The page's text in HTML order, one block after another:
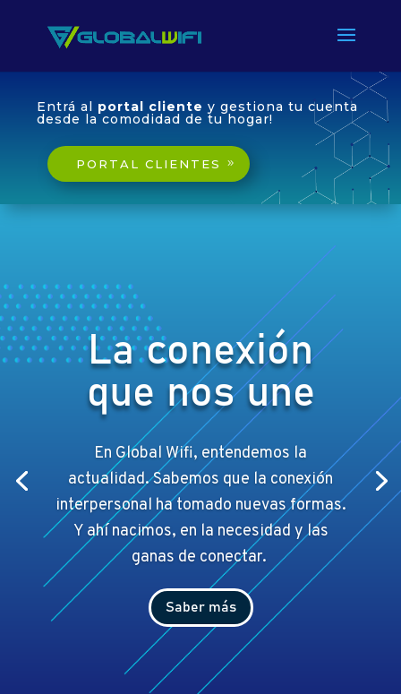
Entrá al portal cliente y gestiona tu cuenta
desde la comodidad de tu hogar!
PORTAL CLIENTES
La conexión
que nos une
En Global Wifi, entendemos la
actualidad. Sabemos que la conexión
interpersonal ha tomado nuevas formas.
Y ahí nacimos, en la necesidad y las
ganas de conectar.
Saber más